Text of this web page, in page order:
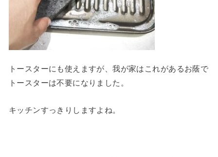
トースターにも使えますが、我が家はこれがあるお蔭で
トースターは不要になりました。
キッチンすっきりしますよね。